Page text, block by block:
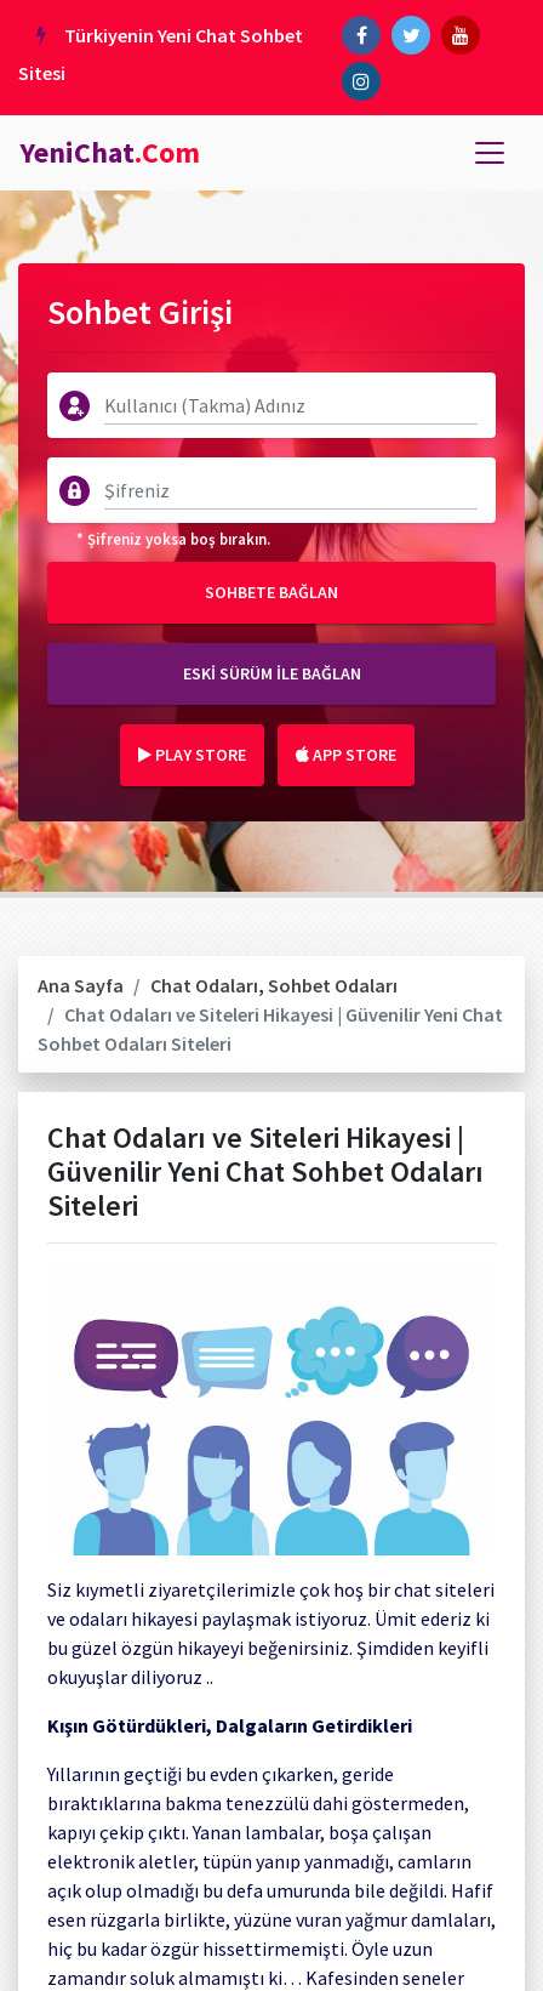
Türkiyenin Yeni Chat Sohbet
Sitesi
YeniChat.Com
Sohbet Girişi
* Şifreniz yoksa boş bırakın.
SOHBETE BAĞLAN
ESKİ SÜRÜM İLE BAĞLAN
PLAY STORE APP STORE
Ana Sayfa Chat Odaları, Sohbet Odaları
Chat Odaları ve Siteleri Hikayesi | Güvenilir Yeni Chat
Sohbet Odaları Siteleri
Chat Odaları ve Siteleri Hikayesi |
Güvenilir Yeni Chat Sohbet Odaları
Siteleri
Siz kıymetli ziyaretçilerimizle çok hoş bir chat siteleri
ve odaları hikayesi paylaşmak istiyoruz. Ümit ederiz ki
bu güzel özgün hikayeyi beğenirsiniz. Şimdiden keyifli
okuyuşlar diliyoruz ..
Kışın Götürdükleri, Dalgaların Getirdikleri
Yıllarının geçtiği bu evden çıkarken, geride
bıraktıklarına bakma tenezzülü dahi göstermeden,
kapıyı çekip çıktı. Yanan lambalar, boşa çalışan
elektronik aletler, tüpün yanıp yanmadığı, camların
açık olup olmadığı bu defa umurunda bile değildi. Hafif
esen rüzgarla birlikte, yüzüne vuran yağmur damlaları,
hiç bu kadar özgür hissettirmemişti. Öyle uzun
zamandır soluk almamıştı ki… Kafesinden seneler